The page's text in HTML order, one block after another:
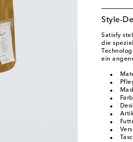
Style-
Satisfy
die
ein